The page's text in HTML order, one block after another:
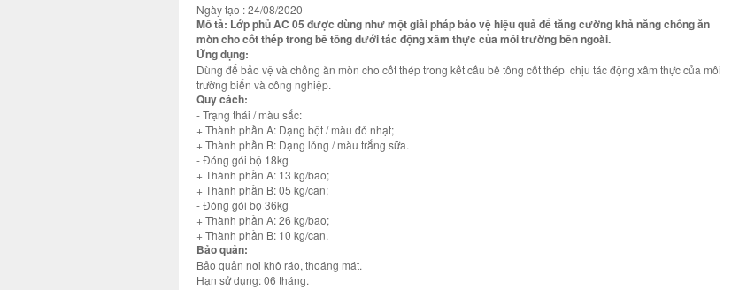
Ngày tạo : 24/08/2020
Mô tả: Lớp phủ AC 05 được dùng như một giải pháp bảo vệ hiệu quả để tăng cường khả năng chống ăn
mòn cho cốt thép trong bê tông dưới tác động xâm thực của môi trường bên ngoài.
Ứng dụng:
Dùng để bảo vệ và chống ăn mòn cho cốt thép trong kết cấu bê tông cốt thép chịu tác động xâm thực của môi
trường biển và công nghiệp.
Quy cách:
- Trạng thái / màu sắc:
+ Thành phần A: Dạng bột / màu đỏ nhạt;
+ Thành phần B: Dạng lỏng / màu trắng sữa.
- Đóng gói bộ 18kg
+ Thành phần A: 13 kg/bao;
+ Thành phần B: 05 kg/can;
- Đóng gói bộ 36kg
+ Thành phần A: 26 kg/bao;
+ Thành phần B: 10 kg/can.
Bảo quản:
Bảo quản nơi khô ráo, thoáng mát.
Hạn sử dụng: 06 tháng.